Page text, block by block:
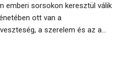
emberi sorsokon keresztül válik
ott van a
a szerelem és az a...